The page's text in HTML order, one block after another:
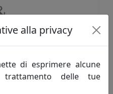
alla privacy
di esprimere alcune
delle tue